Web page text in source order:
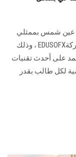
عين شمس بممثلي
شركات المصرية للاتصالات ومايكروسوفت وشركةEDUSOFX ، وذلك
على أحدث تقنيات
لكل طالب بقدر